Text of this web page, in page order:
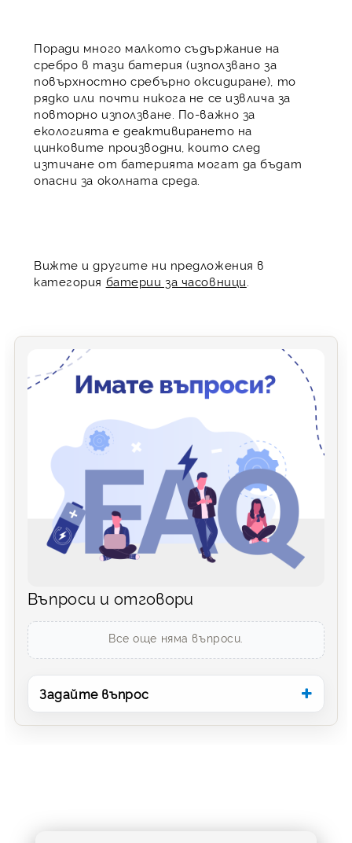
Поради много малкото съдържание на
сребро в тази батерия (използвано за
повърхностно сребърно оксидиране), то
рядко или почти никога не се извлича за
повторно използване. По-важно за
екологията е деактивирането на
цинковите производни, които след
изтичане от батерията могат да бъдат
опасни за околната среда.
Вижте и другите ни предложения в
категория батерии за часовници
Въпроси и отговори
Все още няма въпроси.
Задайте въпрос